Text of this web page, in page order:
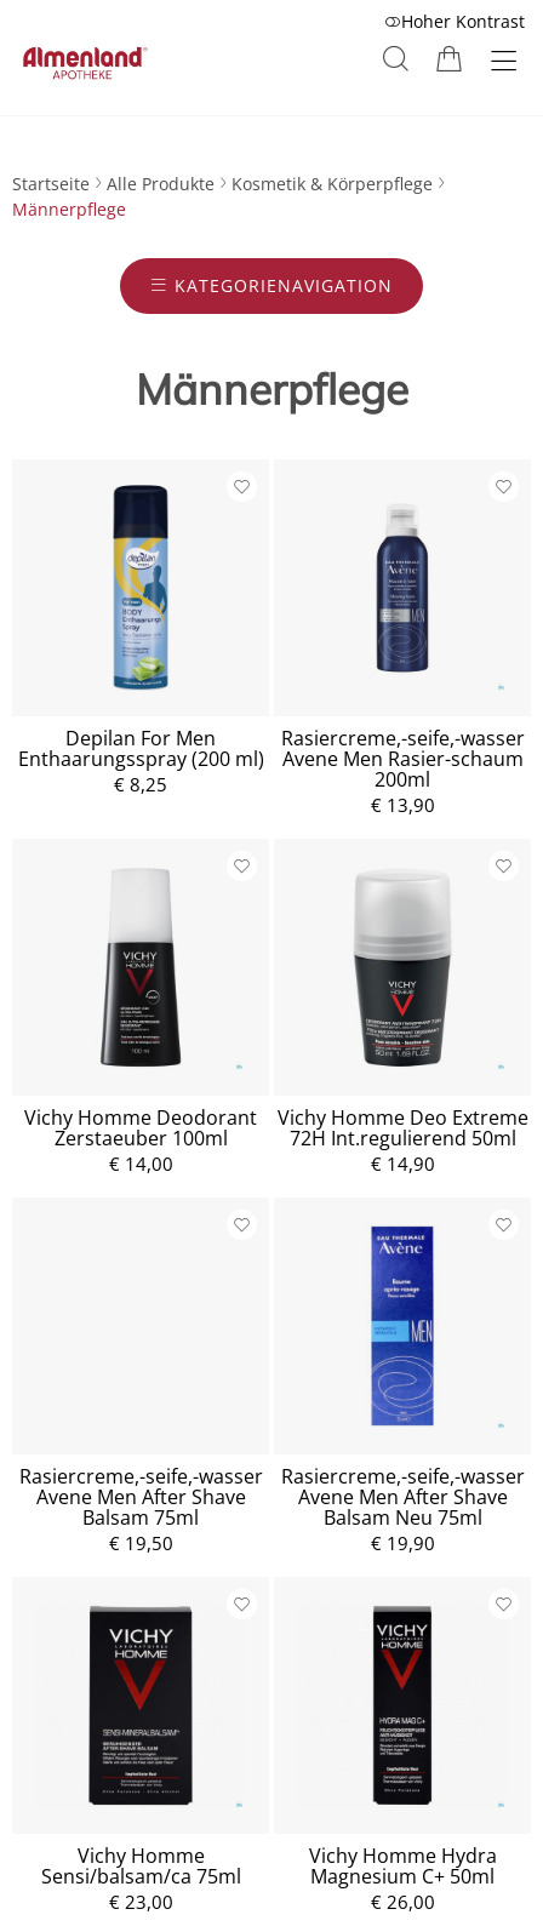
Hoher Kontrast
Startseite Alle Produkte
Kosmetik & Körperpflege
Männerpflege
KATEGORIENAVIGATION
Männerpflege
Depilan For Men
Enthaarungsspray (200 ml)
€ 8,25
Rasiercreme,-seife,-wasser
Avene Men Rasier-schaum
200ml
€ 13,90
Vichy Homme Deodorant
Zerstaeuber 100ml
€ 14,00
Vichy Homme Deo Extreme
72H Int.regulierend 50ml
€ 14,90
Rasiercreme,-seife,-wasser
Avene Men After Shave
Balsam 75ml
€ 19,50
Rasiercreme,-seife,-wasser
Avene Men After Shave
Balsam Neu 75ml
€ 19,90
Vichy Homme
Sensi/balsam/ca 75ml
€ 23,00
Vichy Homme Hydra
Magnesium C+ 50ml
€ 26,00